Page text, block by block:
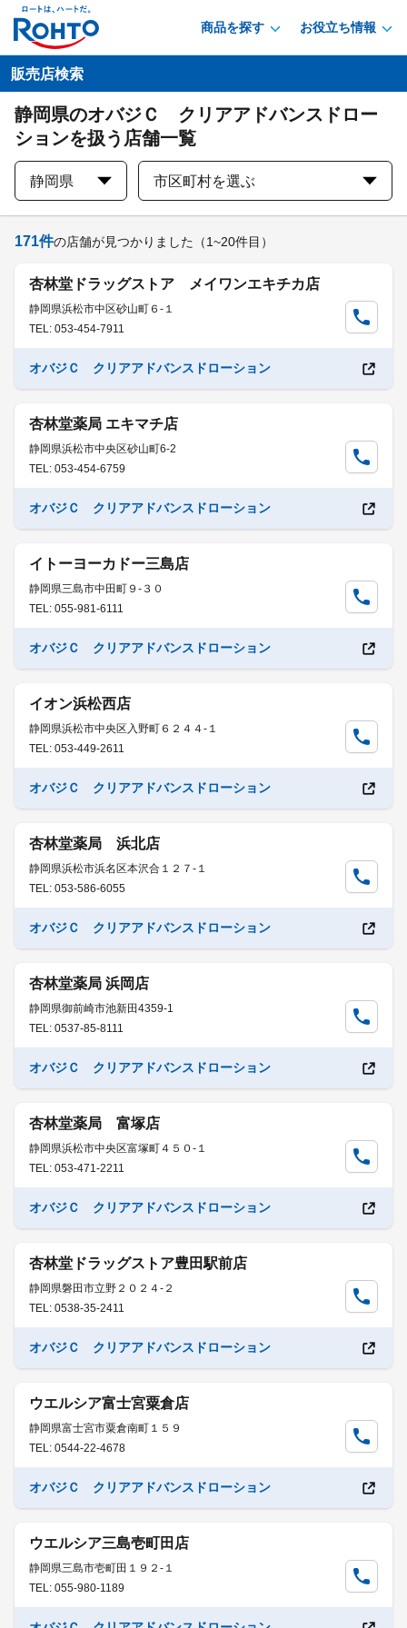
商品を探す お役立ち情報
販売店検索
静岡県のオバジＣ クリアアドバンスドロー
ションを扱う店舗一覧
静岡県 市区町村を選ぶ
171件の店舗が見つかりました （1~20件目）
杏林堂ドラッグストア メイワンエキチカ店
静岡県浜松市中区砂山町６-１
TEL: 053-454-7911
オバジＣ クリアアドバンスドローション
杏林堂薬局 エキマチ店
静岡県浜松市中央区砂山町6-2
TEL: 053-454-6759
オバジＣ クリアアドバンスドローション
イトーヨーカドー三島店
静岡県三島市中田町９-３０
TEL: 055-981-6111
オバジＣ クリアアドバンスドローション
イオン浜松西店
静岡県浜松市中央区入野町６２４４-１
TEL: 053-449-2611
オバジＣ クリアアドバンスドローション
杏林堂薬局 浜北店
静岡県浜松市浜名区本沢合１２７-１
TEL: 053-586-6055
オバジＣ クリアアドバンスドローション
杏林堂薬局 浜岡店
静岡県御前崎市池新田4359-1
TEL: 0537-85-8111
オバジＣ クリアアドバンスドローション
杏林堂薬局 富塚店
静岡県浜松市中央区富塚町４５０-１
TEL: 053-471-2211
オバジＣ クリアアドバンスドローション
杏林堂ドラッグストア豊田駅前店
静岡県磐田市立野２０２４-２
TEL: 0538-35-2411
オバジＣ クリアアドバンスドローション
ウエルシア富士宮粟倉店
静岡県富士宮市粟倉南町１５９
TEL: 0544-22-4678
オバジＣ クリアアドバンスドローション
ウエルシア三島壱町田店
静岡県三島市壱町田１９２-１
TEL: 055-980-1189